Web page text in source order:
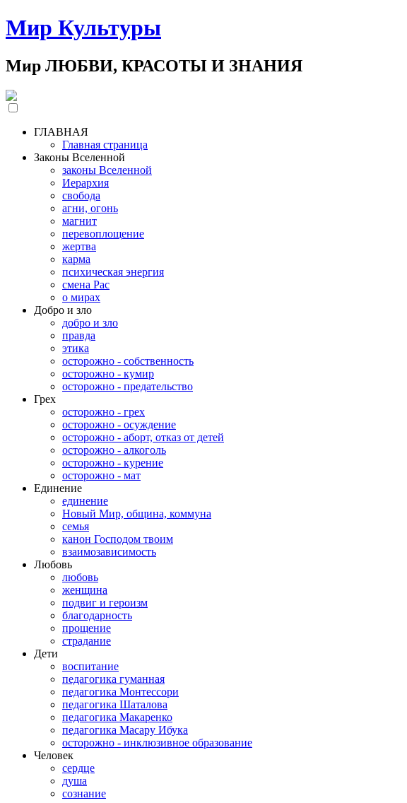
Мир Культуры
Мир ЛЮБВИ, КРАСОТЫ И ЗНАНИЯ
ГЛАВНАЯ
Главная страница
Законы Вселенной
законы Вселенной
Иерархия
свобода
агни, огонь
магнит
перевоплощение
жертва
карма
психическая энергия
смена Рас
о мирах
Добро и зло
добро и зло
правда
этика
осторожно - собственность
осторожно - кумир
осторожно - предательство
Грех
осторожно - грех
осторожно - осуждение
осторожно - аборт, отказ от детей
осторожно - алкоголь
осторожно - курение
осторожно - мат
Единение
единение
Новый Мир, община, коммуна
семья
канон Господом твоим
взаимозависимость
Любовь
любовь
женщина
подвиг и героизм
благодарность
прощение
страдание
Дети
воспитание
педагогика гуманная
педагогика Монтессори
педагогика Шаталова
педагогика Макаренко
педагогика Масару Ибука
осторожно - инклюзивное образование
Человек
сердце
душа
сознание